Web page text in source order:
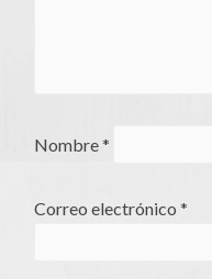
Nombre*
Correo electrónico*